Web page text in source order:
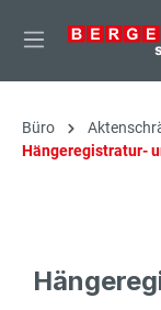
springen
Büro
Hängeregistratur-